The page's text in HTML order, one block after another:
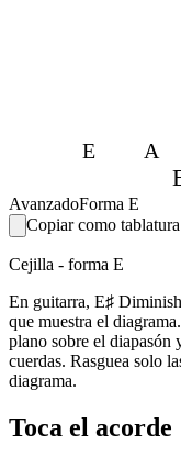
E A
AvanzadoForma E
Copiar como
Cejilla - forma E
En guitarra, E♯
que muestra el
plano sobre el diapasón
cuerdas. Rasguea solo
diagrama.
Toca el acorde